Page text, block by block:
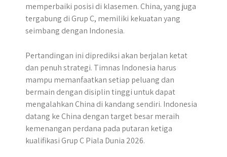
memperbaiki posisi di klasemen. China, yang juga
tergabung di Grup C, memiliki kekuatan yang
seimbang dengan Indonesia.
Pertandingan ini diprediksi akan berjalan ketat
dan penuh strategi. Timnas Indonesia harus
mampu memanfaatkan setiap peluang dan
bermain dengan disiplin tinggi untuk dapat
mengalahkan China di kandang sendiri. Indonesia
datang ke China dengan target besar meraih
kemenangan perdana pada putaran ketiga
kualifikasi Grup C Piala Dunia 2026.